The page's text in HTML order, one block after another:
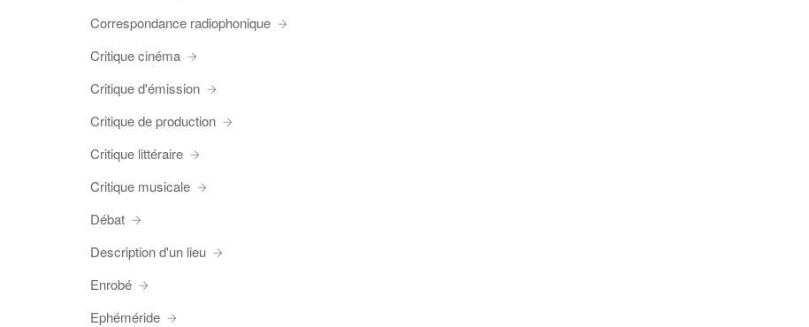
Correspondance radiophonique
Critique cinéma
Critique d'émission
Critique de production
Critique littéraire
Critique musicale
Débat
Description d'un lieu
Enrobé
Ephéméride